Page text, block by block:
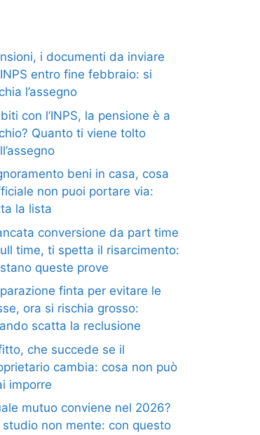
i documenti da inviare
entro fine febbraio: si
l’assegno
con l’INPS, la pensione è a
Quanto ti viene tolto
beni in casa, cosa
non puoi portare via:
la lista
conversione da part time
time, ti spetta il risarcimento:
queste prove
finta per evitare le
ora si rischia grosso:
scatta la reclusione
che succede se il
cambia: cosa non può
imporre
mutuo conviene nel 2026?
studio non mente: con questo